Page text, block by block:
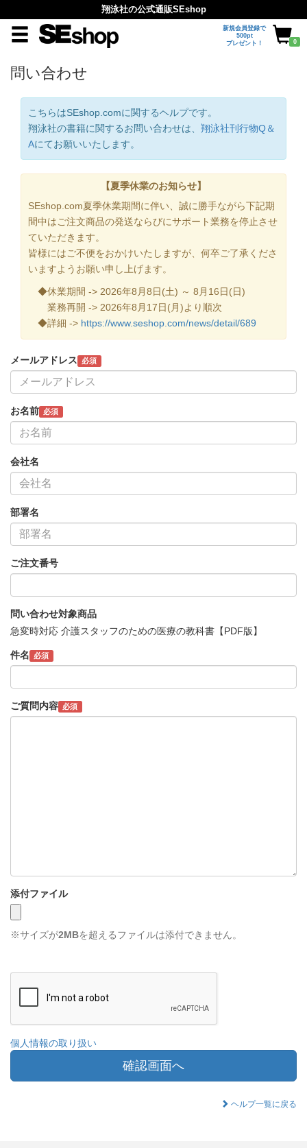
翔泳社の公式通販SEshop
新規会員登録で
500pt
プレゼント！
0
問い合わせ
こちらはSEshop.comに関するヘルプです。
翔泳社の書籍に関するお問い合わせは、 翔泳社刊行物Q＆
Aにてお願いいたします。
【夏季休業のお知らせ】
SEshop.com夏季休業期間に伴い、誠に勝手ながら下記期
間中はご注文商品の発送ならびにサポート業務を停止させ
ていただきます。
皆様にはご不便をおかけいたしますが、何卒ご了承くださ
いますようお願い申し上げます。
◆休業期間 -> 2026年8月8日(土) ～ 8月16日(日)
業務再開 -> 2026年8月17日(月)より順次
◆詳細 -> https://www.seshop.com/news/detail/689
メールアドレス 必須
お名前 必須
会社名
部署名
ご注文番号
問い合わせ対象商品
急変時対応 介護スタッフのための医療の教科書【PDF版】
件名 必須
ご質問内容 必須
添付ファイル
※サイズが2MBを超えるファイルは添付できません。
個人情報の取り扱い
確認画面へ
ヘルプ一覧に戻る